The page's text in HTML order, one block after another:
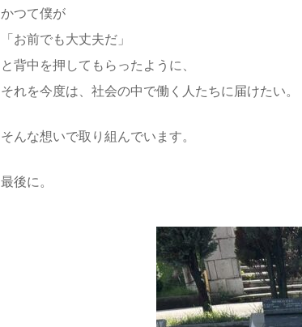
かつて僕が
「お前でも大丈夫だ」
と背中を押してもらったように、
それを今度は、社会の中で働く人たちに届けたい。
そんな想いで取り組んでいます。
最後に。